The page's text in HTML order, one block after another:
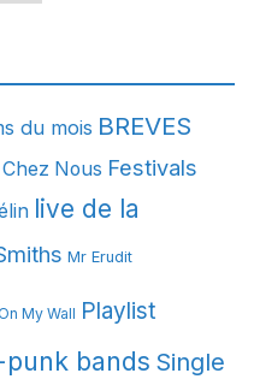
du mois BREVES
Nous Festivals
live de la
Mr Erudit
My Wall Playlist
punk bands Single